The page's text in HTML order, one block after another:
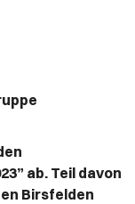
ab. Teil davon
Birsfelden